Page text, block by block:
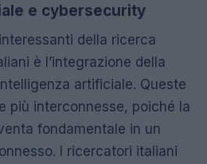
e cybersecurity
della ricerca
è l’integrazione della
artificiale. Queste
più interconnesse, poiché la
fondamentale in un
I ricercatori italiani